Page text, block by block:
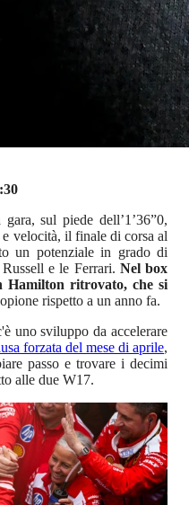
sul piede dell’1’36”0,
velocità, il finale di corsa al
un potenziale in grado di
e le Ferrari. Nel box
Hamilton ritrovato, che si
rispetto a un anno fa.
uno sviluppo da accelerare
forzata del mese di aprile,
passo e trovare i decimi
alle due W17.